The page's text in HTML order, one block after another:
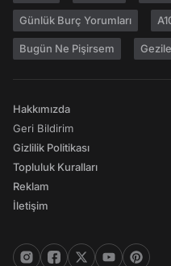
Günlük Burç Yorumları
Bugün Ne Pişirsem
Hakkımızda
Geri Bildirim
Gizlilik Politikası
Topluluk Kuralları
Reklam
İletişim